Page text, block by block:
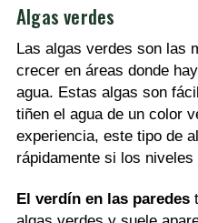
Algas verdes
Las algas verdes son las
crecer en áreas donde
agua. Estas algas son
tiñen el agua de un color
experiencia, este tipo de
rápidamente si los
El verdín en las paredes